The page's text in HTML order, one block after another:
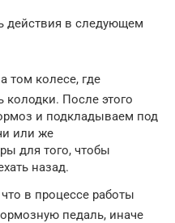
действия в следующем
том колесе, где
колодки. После этого
и подкладываем под
или же
для того, чтобы
назад.
в процессе работы
педаль, иначе